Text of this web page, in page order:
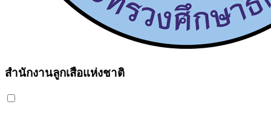
สำนักงานลูกเสือแห่งชาติ